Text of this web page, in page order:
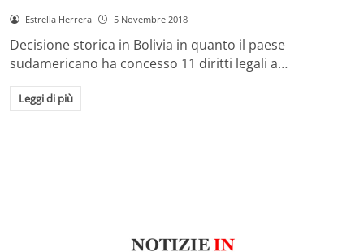
Estrella Herrera 5 Novembre 2018
Decisione storica in Bolivia in quanto il paese
sudamericano ha concesso 11 diritti legali a…
Leggi di più